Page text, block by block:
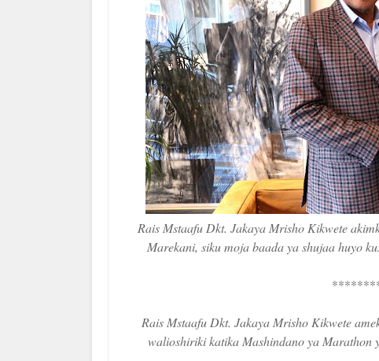
Rais Mstaafu Dkt. Jakaya Mrisho Kikwete
Marekani, siku moja baada ya shujaa huyo
Rais Mstaafu Dkt. Jakaya Mrisho Kikwete
walioshiriki katika Mashindano ya Marathon